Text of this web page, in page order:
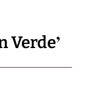
Verde’